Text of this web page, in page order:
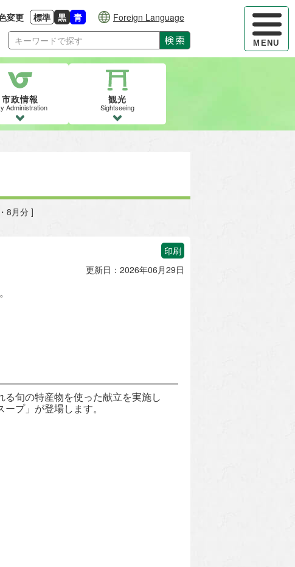
ハンバー
MENU
との大きさに戻す
する
変更 標準
背景色の変更：白
黒
背景色の変更：黒
青
背景色の変更：青
Foreign Language
検索
市政情報
Administration
観光
Sightseeing
8月分 ]
印刷
更新日：2026年06月29日
旬の特産物を使った献立を実施し
プ」が登場します。